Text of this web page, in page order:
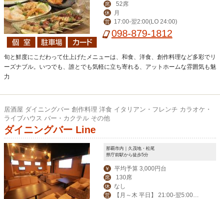
席 52席
休 月
営 17:00-翌2:00(LO 24:00)
098-879-1812
旬と鮮度にこだわって仕上げたメニューは、和食、洋食、創作料理など多彩でリ
ーズナブル。いつでも、誰とでも気軽に立ち寄れる、アットホームな雰囲気も魅
力
居酒屋 ダイニングバー 創作料理 洋食 イタリアン・フレンチ カラオケ・
ライブハウス バー・カクテル その他
ダイニングバー Line
那覇市内｜久茂地・松尾
県庁前駅から徒歩5分
￥ 平均予算 3,000円台
席 130席
休 なし
営
【月～木 平日】 21:00-翌5:00